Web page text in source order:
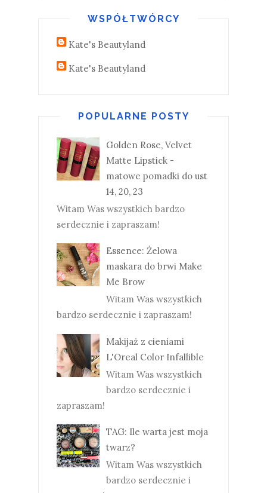
WSPÓŁTWÓRCY
Kate's Beautyland
Kate's Beautyland
POPULARNE POSTY
Golden Rose, Velvet
Matte Lipstick -
matowe pomadki do ust
14, 20, 23
Witam Was wszystkich bardzo
serdecznie i zapraszam!
Essence: Żelowa
maskara do brwi Make
Me Brow
Witam Was wszystkich
bardzo serdecznie i zapraszam!
Makijaż z cieniami
L'Oreal Color Infallible
Witam Was wszystkich
bardzo serdecznie i
zapraszam!
TAG: Ile warta jest moja
twarz?
Witam Was wszystkich
bardzo serdecznie i